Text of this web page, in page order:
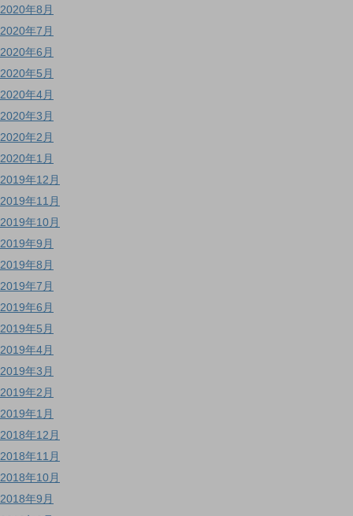
2020年8月
2020年7月
2020年6月
2020年5月
2020年4月
2020年3月
2020年2月
2020年1月
2019年12月
2019年11月
2019年10月
2019年9月
2019年8月
2019年7月
2019年6月
2019年5月
2019年4月
2019年3月
2019年2月
2019年1月
2018年12月
2018年11月
2018年10月
2018年9月